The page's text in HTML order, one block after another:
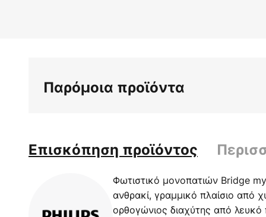
Παρόμοια προϊόντα
Επισκόπηση προϊόντος
Φωτιστικό μονοπατιών Bridge
ανθρακί, γραμμικό πλαίσιο από
ορθογώνιος διαχύτης από